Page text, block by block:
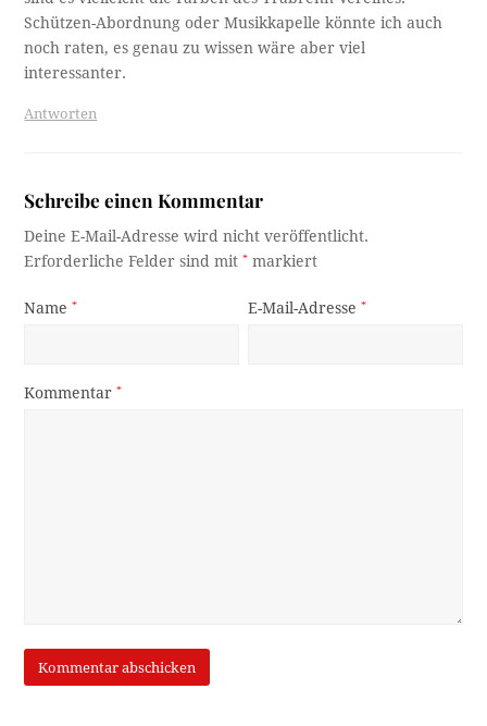
Schützen-Abordnung oder Musikkapelle könnte ich auch
noch raten, es genau zu wissen wäre aber viel
interessanter.
Antworten
Schreibe einen Kommentar
Deine E-Mail-Adresse wird nicht veröffentlicht.
Erforderliche Felder sind mit* markiert
Name* E-Mail-Adresse*
Kommentar*